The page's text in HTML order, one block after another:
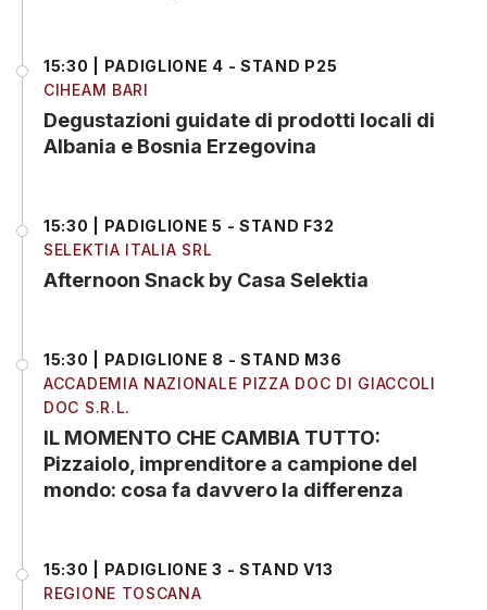
15:30 | PADIGLIONE 4 - STAND P25
CIHEAM BARI
Degustazioni guidate di prodotti locali di
Albania e Bosnia Erzegovina
15:30 | PADIGLIONE 5 - STAND F32
SELEKTIA ITALIA SRL
Afternoon Snack by Casa Selektia
15:30 | PADIGLIONE 8 - STAND M36
ACCADEMIA NAZIONALE PIZZA DOC DI GIACCOLI
DOC S.R.L.
IL MOMENTO CHE CAMBIA TUTTO:
Pizzaiolo, imprenditore a campione del
mondo: cosa fa davvero la differenza
15:30 | PADIGLIONE 3 - STAND V13
REGIONE TOSCANA